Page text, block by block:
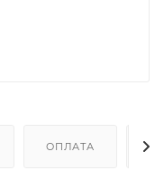
ОПЛАТА